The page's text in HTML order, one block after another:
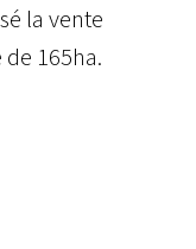
la vente
165ha.